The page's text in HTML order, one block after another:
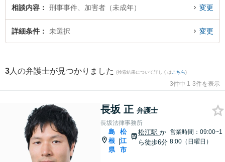
した少年事件のトラブルを今すぐに弁護士に相談したい』『少年事件のトラブ
ル解決の実績豊富な近くの弁護士を検索したい』『初回相談無料で少年事件を
法律相談できる島根県内の弁護士に相談予約したい』などでお困りの相談者さ
相談内容 刑事事件、加害者（未成年） 変更
詳細条件 未選択 変更
3 人の弁護士が見つかりました (検索結果について詳しくは こちら)
3件中 1-3件を表示
長坂 正 弁護士
長坂法律事務所
島
根
県
|
松
江
市
松江駅 か
ら徒歩6分
営業時間：09:00~1
8:00（日曜日）